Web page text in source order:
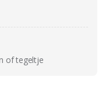
of tegeltje